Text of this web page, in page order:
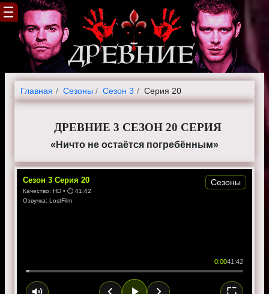
Главная Cезоны Сезон 3 Серия 20
ДРЕВНИЕ 3 СЕЗОН 20 СЕРИЯ
«Ничто не остаётся погребённым»
Сезон 3 Серия 20
Качество: HD • ⏱ 41:42
Озвучка: LostFilm
0:0041:42
Сезоны